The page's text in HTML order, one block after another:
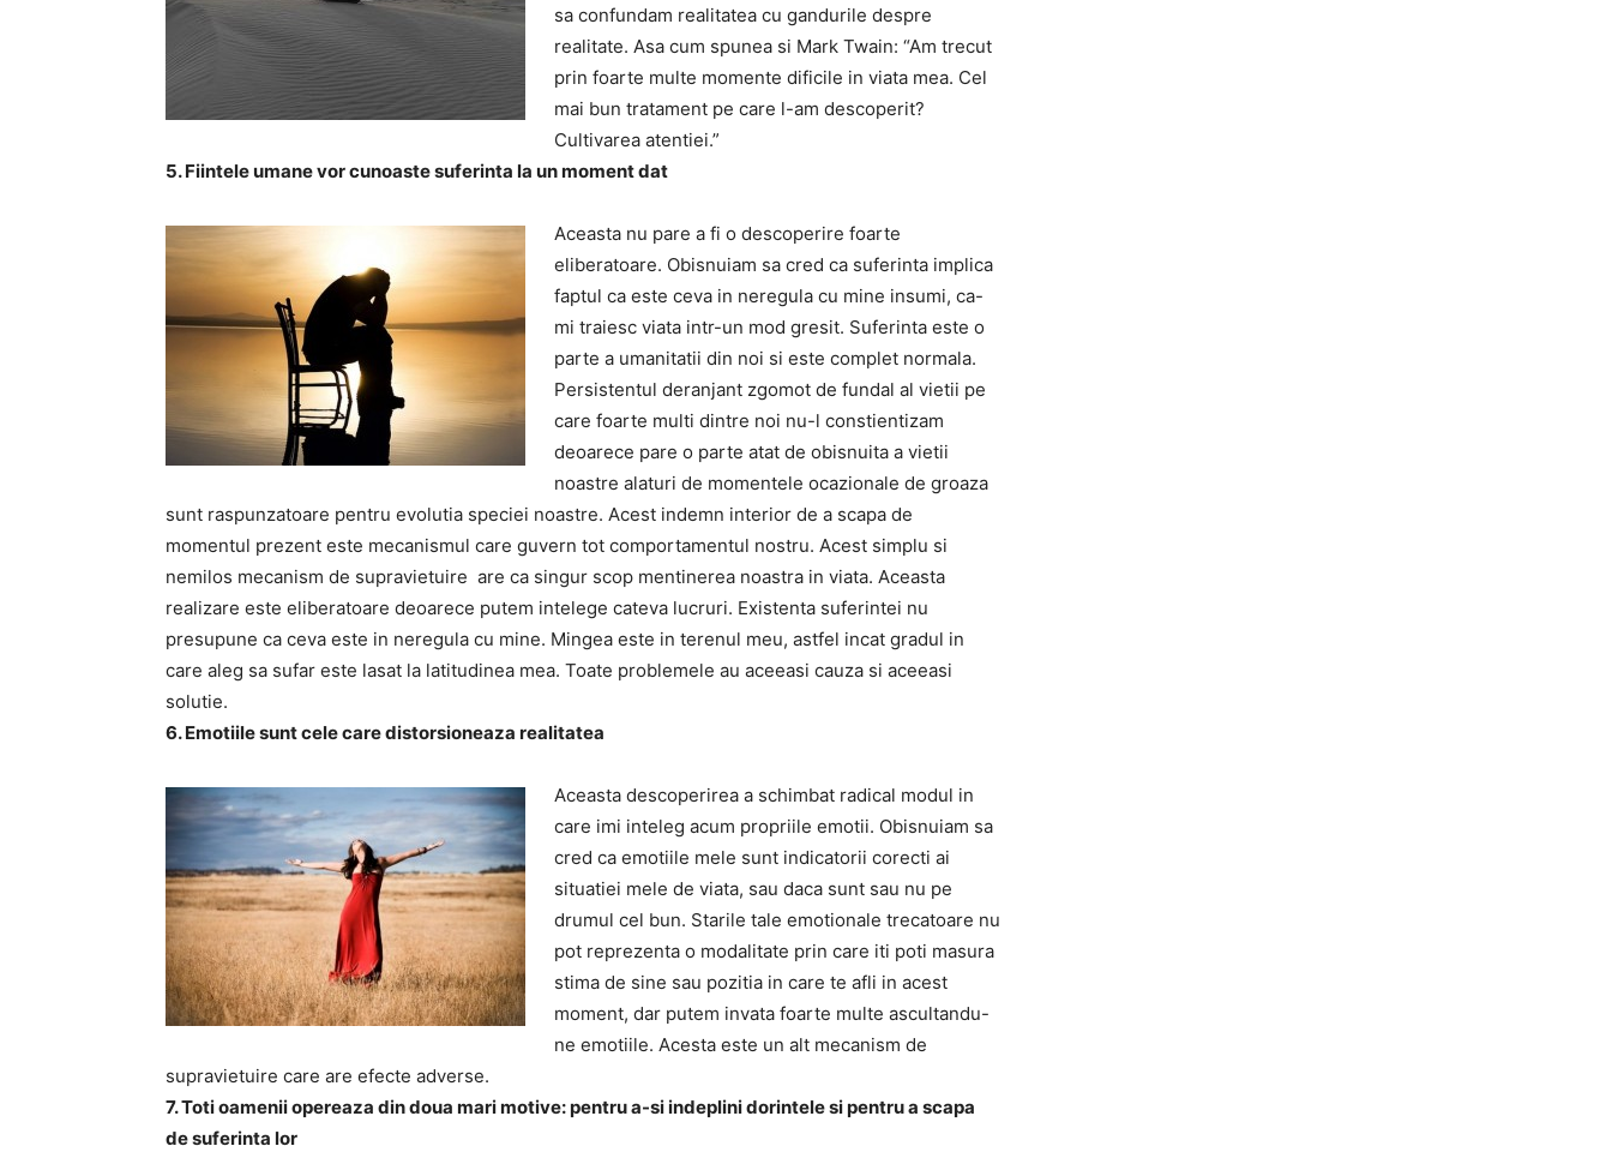
sa confundam realitatea cu gandurile despre
realitate. Asa cum spunea si Mark Twain: “Am trecut
prin foarte multe momente dificile in viata mea. Cel
mai bun tratament pe care l-am descoperit?
Cultivarea atentiei.”
5. Fiintele umane vor cunoaste suferinta la un moment dat
Aceasta nu pare a fi o descoperire foarte
eliberatoare. Obisnuiam sa cred ca suferinta implica
faptul ca este ceva in neregula cu mine insumi, ca-
mi traiesc viata intr-un mod gresit. Suferinta este o
parte a umanitatii din noi si este complet normala.
Persistentul deranjant zgomot de fundal al vietii pe
care foarte multi dintre noi nu-l constientizam
deoarece pare o parte atat de obisnuita a vietii
noastre alaturi de momentele ocazionale de groaza
sunt raspunzatoare pentru evolutia speciei noastre. Acest indemn interior de a scapa de
momentul prezent este mecanismul care guvern tot comportamentul nostru. Acest simplu si
nemilos mecanism de supravietuire are ca singur scop mentinerea noastra in viata. Aceasta
realizare este eliberatoare deoarece putem intelege cateva lucruri. Existenta suferintei nu
presupune ca ceva este in neregula cu mine. Mingea este in terenul meu, astfel incat gradul in
care aleg sa sufar este lasat la latitudinea mea. Toate problemele au aceeasi cauza si aceeasi
solutie.
6. Emotiile sunt cele care distorsioneaza realitatea
Aceasta descoperirea a schimbat radical modul in
care imi inteleg acum propriile emotii. Obisnuiam sa
cred ca emotiile mele sunt indicatorii corecti ai
situatiei mele de viata, sau daca sunt sau nu pe
drumul cel bun. Starile tale emotionale trecatoare nu
pot reprezenta o modalitate prin care iti poti masura
stima de sine sau pozitia in care te afli in acest
moment, dar putem invata foarte multe ascultandu-
ne emotiile. Acesta este un alt mecanism de
supravietuire care are efecte adverse.
7. Toti oamenii opereaza din doua mari motive: pentru a-si indeplini dorintele si pentru a scapa
de suferinta lor